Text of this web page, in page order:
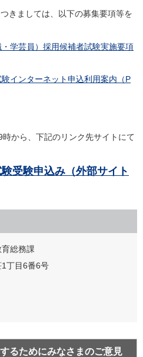
きましては、以下の募集要項等を
学芸員）採用候補者試験実施要項
インターネット申込利用案内（P
から、下記のリンク先サイトにて
受験申込み（外部サイト
総務課
丁目6番6号
るためにみなさまのご意見